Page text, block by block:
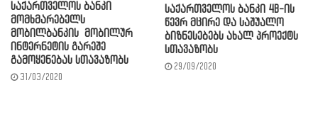
საქართველოს ბანკი
მომხმარებელს
მობილბანკის მობილურ
ინტერნეტის გარეშე
გამოყენებას სთავაზობს
31/03/2020
საქართველოს ბანკი 4B-ის
წევრ მცირე და საშუალო
ბიზნესებებს ახალ პროექტს
სთავაზობს
29/09/2020